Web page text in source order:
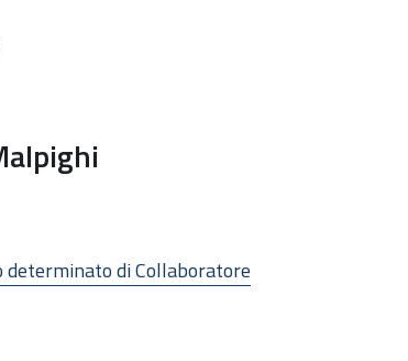
di Collaboratore